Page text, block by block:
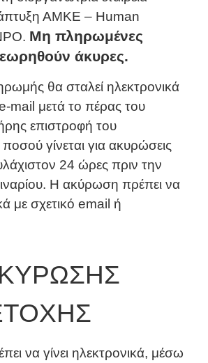
ΑΜΚΕ – Human
Μη πληρωμένες
άκυρες.
θα σταλεί ηλεκτρονικά
mail μετά το πέρας του
επιστροφή του
γίνεται για ακυρώσεις
24 ώρες πριν την
Η ακύρωση πρέπει να
με σχετικό email ή
να γίνει ηλεκτρονικά, μέσω